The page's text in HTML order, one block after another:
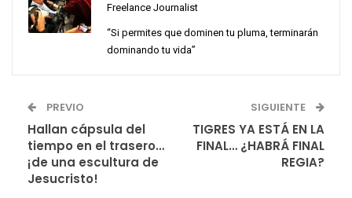
Freelance Journalist
“Si permites que dominen tu pluma, terminarán
dominando tu vida”
PREVIO
Hallan cápsula del
tiempo en el trasero…
¡de una escultura de
Jesucristo!
SIGUIENTE
TIGRES YA ESTÁ EN LA
FINAL… ¿HABRÁ FINAL
REGIA?